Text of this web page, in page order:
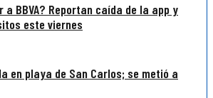
a BBVA? Reportan caída de la app y
este viernes
en playa de San Carlos; se metió a